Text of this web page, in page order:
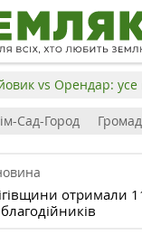
vs Орендар: усе
Сад-Город
отримали